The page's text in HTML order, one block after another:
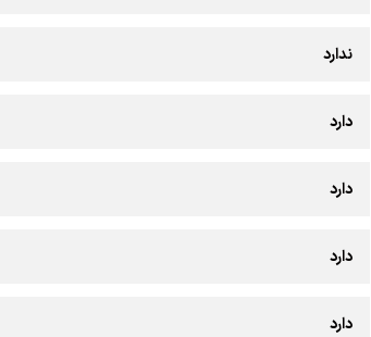
ندارد
دارد
دارد
دارد
دارد